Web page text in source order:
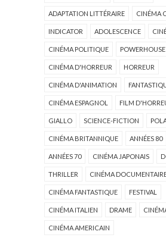
ADAPTATION LITTÉRAIRE CINÉMA
INDICATOR ADOLESCENCE
CINÉMA POLITIQUE POWERHOUSE
CINÉMA D'HORREUR HORREUR
CINÉMA D'ANIMATION
CINÉMA ESPAGNOL FILM
GIALLO SCIENCE-FICTION
CINÉMA BRITANNIQUE ANNÉES 80
ANNÉES 70 CINÉMA JAPONAIS
THRILLER CINÉMA
CINÉMA FANTASTIQUE FESTIVAL
CINÉMA ITALIEN DRAME
CINÉMA AMERICAIN